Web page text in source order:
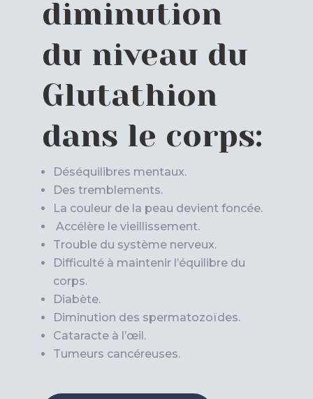
diminution
du niveau du
Glutathion
dans le corps:
Déséquilibres mentaux.
Des tremblements.
La couleur de la peau devient foncée.
Accélère le vieillissement.
Trouble du système nerveux.
Difficulté à maintenir l’équilibre du
corps.
Diabète.
Diminution des spermatozoïdes.
Cataracte à l’œil.
Tumeurs cancéreuses.